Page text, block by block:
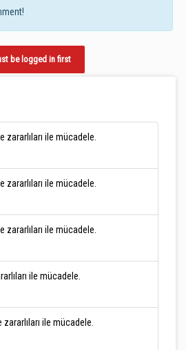
be logged in first
zararlıları ile mücadele.
zararlıları ile mücadele.
zararlıları ile mücadele.
ile mücadele.
ile mücadele.